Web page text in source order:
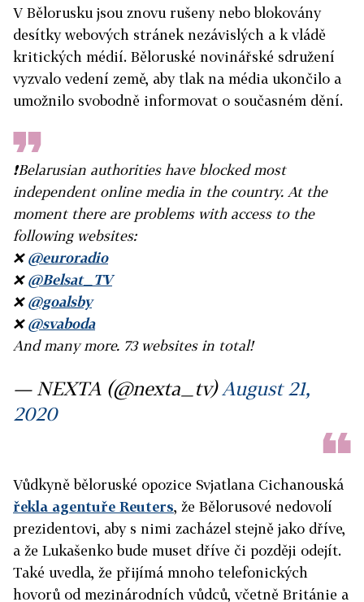
V Bělorusku jsou znovu rušeny nebo blokovány
desítky webových stránek nezávislých a k vládě
kritických médií. Běloruské novinářské sdružení
vyzvalo vedení země, aby tlak na média ukončilo a
umožnilo svobodně informovat o současném dění.
❗️Belarusian authorities have blocked most
independent online media in the country. At the
moment there are problems with access to the
following websites:
❌@euroradio
❌@Belsat_TV
❌@goalsby
❌@svaboda
And many more. 73 websites in total!
— NEXTA (@nexta_tv) August 21,
2020
Vůdkyně běloruské opozice Svjatlana Cichanouská
řekla agentuře Reuters, že Bělorusové nedovolí
prezidentovi, aby s nimi zacházel stejně jako dříve,
a že Lukašenko bude muset dříve či později odejít.
Také uvedla, že přijímá mnoho telefonických
hovorů od mezinárodních vůdců, včetně Británie a